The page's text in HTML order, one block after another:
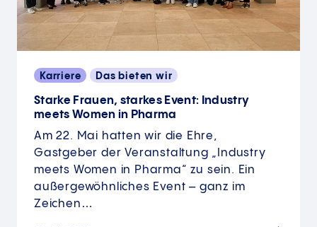
Karriere Das bieten wir
Starke Frauen, starkes Event: Industry
meets Women in Pharma
Am 22. Mai hatten wir die Ehre,
Gastgeber der Veranstaltung „Industry
meets Women in Pharma“ zu sein. Ein
außergewöhnliches Event – ganz im
Zeichen…